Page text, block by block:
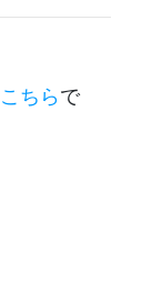
こちらで